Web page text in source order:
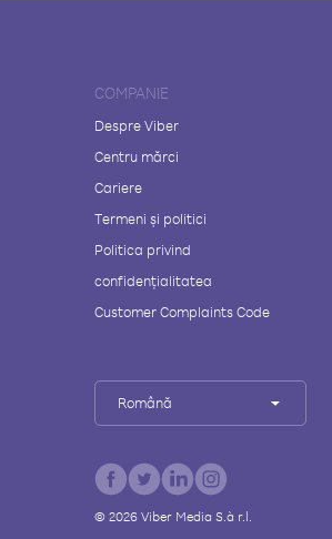
COMPANIE
Despre Viber
Centru mărci
Cariere
Termeni și politici
Politica privind
confidențialitatea
Customer Complaints Code
Română
© 2026Viber Media S.à r.l.